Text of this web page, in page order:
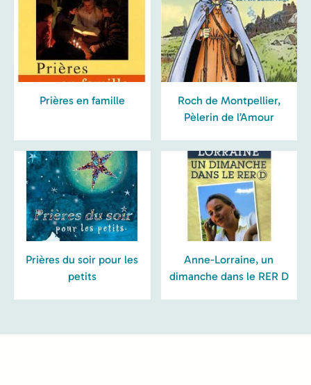
Prières en famille
Roch de Montpellier,
Pèlerin de l’Amour
Prières du soir pour les
petits
Anne-Lorraine, un
dimanche dans le RER D